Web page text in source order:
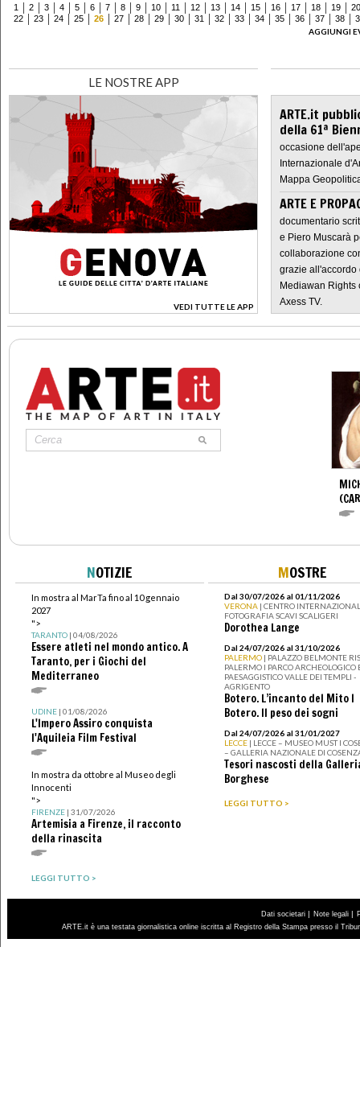
1 2 3 4 5 6 7 8 9 10 11 12 13 14 15 16 17 18 19
20
22
23 24 25 26 27 28 29 30 31 32 33 34 35 36 37 38
AGGIUNGI
LE NOSTRE APP
VEDI TUTTE LE APP
>
ARTE.it
della 61ª
occasione
Internazionale
Mappa
ARTE E
documentario
e Piero Muscarà
collaborazione
grazie all'accordo
Mediawan Rights
Axess TV.
NOTIZIE
In mostra al MarTa fino al 10 gennaio
2027
">
TARANTO| 04/08/2026
Essere atleti nel mondo antico. A
Taranto, per i Giochi del
Mediterraneo
UDINE| 01/08/2026
L'Impero Assiro conquista
l'Aquileia Film Festival
In mostra da ottobre al Museo degli
Innocenti
">
FIRENZE| 31/07/2026
Artemisia a Firenze, il racconto
della rinascita
LEGGI TUTTO >
MOSTRE
Dal 30/07/2026 al 01/11/2026
VERONA | CENTRO
FOTOGRAFIA SCAVI SCALIGERI
Dorothea Lange
Dal 24/07/2026 al 31/10/2026
PALERMO | PALAZZO BELMONTE
PALERMO I PARCO ARCHEOLOGICO
PAESAGGISTICO VALLE DEI TEMPLI -
AGRIGENTO
Botero. L’incanto del Mito I
Botero. Il peso dei sogni
Dal 24/07/2026 al 31/01/2027
LECCE | LECCE – MUSEO MUST I
– GALLERIA NAZIONALE DI
Tesori nascosti della
Borghese
LEGGI TUTTO >
Dati societari | Note legali |
ARTE.it è una testata giornalistica online iscritta al Registro della Stampa presso il